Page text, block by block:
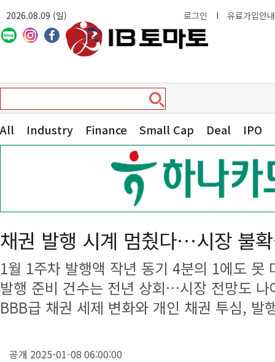
2026.08.09 (일) 로그인 I 유료가입안내
All Industry Finance Small Cap Deal IPO
채권 발행 시계 멈췄다…시장 불
1월 1주차 발행액 작년 동기 4분의 1에도 못
발행 준비 건수는 전년 상회…시장 전망도 나
BBB급 채권 세제 변화와 개인 채권 투심, 발
공개 2025-01-08 06:00:00